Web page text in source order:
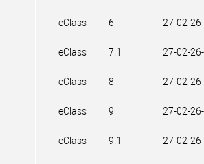
eClass 6 27-02-
eClass 7.1 27-02-
eClass 8 27-02-
eClass 9 27-02-
eClass 9.1 27-02-